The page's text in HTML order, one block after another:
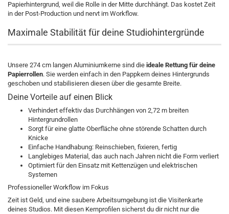
Papierhintergrund, weil die Rolle in der Mitte durchhängt. Das kostet Zeit
in der Post-Production und nervt im Workflow.
Maximale Stabilität für deine Studiohintergründe
Unsere 274 cm langen Aluminiumkerne sind die ideale Rettung für deine
Papierrollen. Sie werden einfach in den Pappkern deines Hintergrunds
geschoben und stabilisieren diesen über die gesamte Breite.
Deine Vorteile auf einen Blick
Verhindert effektiv das Durchhängen von 2,72 m breiten
Hintergrundrollen
Sorgt für eine glatte Oberfläche ohne störende Schatten durch
Knicke
Einfache Handhabung: Reinschieben, fixieren, fertig
Langlebiges Material, das auch nach Jahren nicht die Form verliert
Optimiert für den Einsatz mit Kettenzügen und elektrischen
Systemen
Professioneller Workflow im Fokus
Zeit ist Geld, und eine saubere Arbeitsumgebung ist die Visitenkarte
deines Studios. Mit diesen Kernprofilen sicherst du dir nicht nur die